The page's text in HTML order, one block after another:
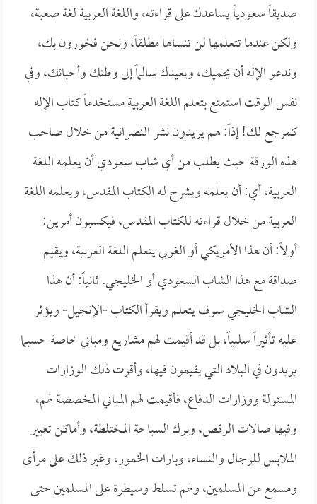
صديقاً سعودياً يساعدك على قراءته، واللغة العربية لغة صعبة،
ولكن عندما تتعلمها لن تنساها مطلقاً، ونحن فخورون بك،
وندعو الإله أن يحميك، ويعيدك سالماً إلى وطنك وأحبائك، وفي
نفس الوقت استمتع بتعلم اللغة العربية مستخدماً كتاب الإله
كمرجع لك! إذاً: هم يريدون نشرالنصرانية من خلال صاحب
هذه الورقة حيث يطلب من أي شاب سعودي أن يعلمه اللغة
العربية، أي: أن يعلمه ويشرح لـه الكتاب المقدس، ويعلمه اللغة
العربية من خلال قراءته للكتاب المقدس، فيكسبون أمرين:
أولاً: أن هذا الأمريكي أو الغربي يتعلم اللغة العربية، ويقيم
صداقة مع هذا الشاب السعودي أو الخليجي. ثانياً: أن هذا
الشاب الخليجي سوف يتعلم ويقرأ الكتاب -الإنجيل- ويؤثر
عليه تأثيراً سلبياً، بل قد أقيمت لهم مشاريع ومباني خاصة حسبما
يريدون في البلاد التي يقيمون فيها، وأقرت ذلك الوزارات
المسئولة ووزارات الدفاع، فأقيمت لهم المباني المخصصة لهم،
وفيها صالات الرقص، وبرك السباحة المختلطة، وأماكن تغيير
الملابس للرجال والنساء، وبارات الخمور، وغير ذلك على مرأى
ومسمع من المسلمين، ولهم تسلط وسيطرة على المسلمين حتى